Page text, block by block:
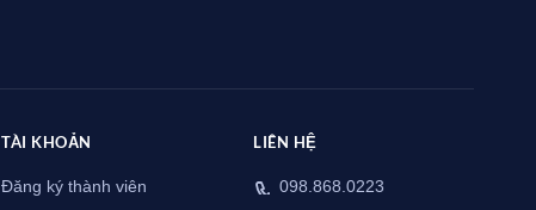
TÀI KHOẢN
Đăng ký thành viên
LIÊN HỆ
098.868.0223